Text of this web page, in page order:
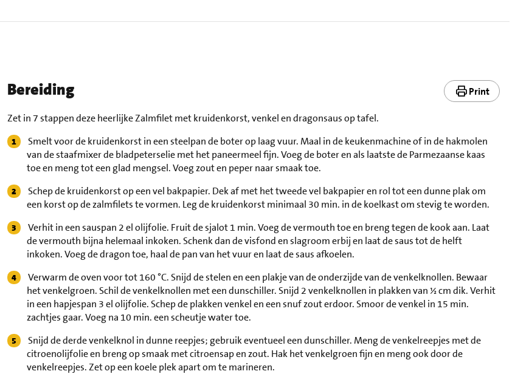
Bereiding Print
Zet in 7 stappen deze heerlijke Zalmfilet met kruidenkorst, venkel en dragonsaus op tafel.
Smelt voor de kruidenkorst in een steelpan de boter op laag vuur. Maal in de keukenmachine of in de hakmolen
van de staafmixer de bladpeterselie met het paneermeel fijn. Voeg de boter en als laatste de Parmezaanse kaas
toe en meng tot een glad mengsel. Voeg zout en peper naar smaak toe.
Schep de kruidenkorst op een vel bakpapier. Dek af met het tweede vel bakpapier en rol tot een dunne plak om
een korst op de zalmfilets te vormen. Leg de kruidenkorst minimaal 30 min. in de koelkast om stevig te worden.
Verhit in een sauspan 2 el olijfolie. Fruit de sjalot 1 min. Voeg de vermouth toe en breng tegen de kook aan. Laat
de vermouth bijna helemaal inkoken. Schenk dan de visfond en slagroom erbij en laat de saus tot de helft
inkoken. Voeg de dragon toe, haal de pan van het vuur en laat de saus afkoelen.
Verwarm de oven voor tot 160 °C. Snijd de stelen en een plakje van de onderzijde van de venkelknollen. Bewaar
het venkelgroen. Schil de venkelknollen met een dunschiller. Snijd 2 venkelknollen in plakken van ½ cm dik. Verhit
in een hapjespan 3 el olijfolie. Schep de plakken venkel en een snuf zout erdoor. Smoor de venkel in 15 min.
zachtjes gaar. Voeg na 10 min. een scheutje water toe.
Snijd de derde venkelknol in dunne reepjes; gebruik eventueel een dunschiller. Meng de venkelreepjes met de
citroenolijfolie en breng op smaak met citroensap en zout. Hak het venkelgroen fijn en meng ook door de
venkelreepjes. Zet op een koele plek apart om te marineren.